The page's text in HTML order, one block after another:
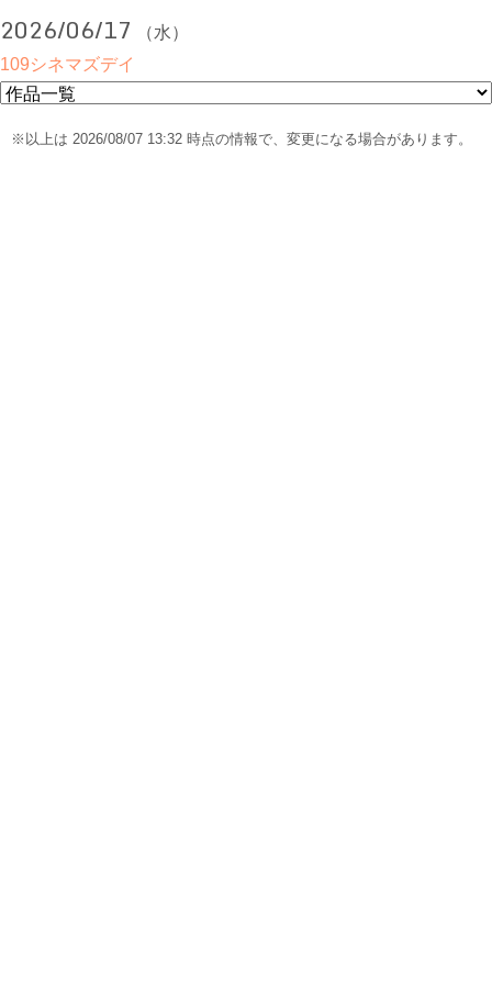
2026/06/17
（水）
109シネマズデイ
※以上は 2026/08/07 13:32 時点の情報で、変更になる場合があります。